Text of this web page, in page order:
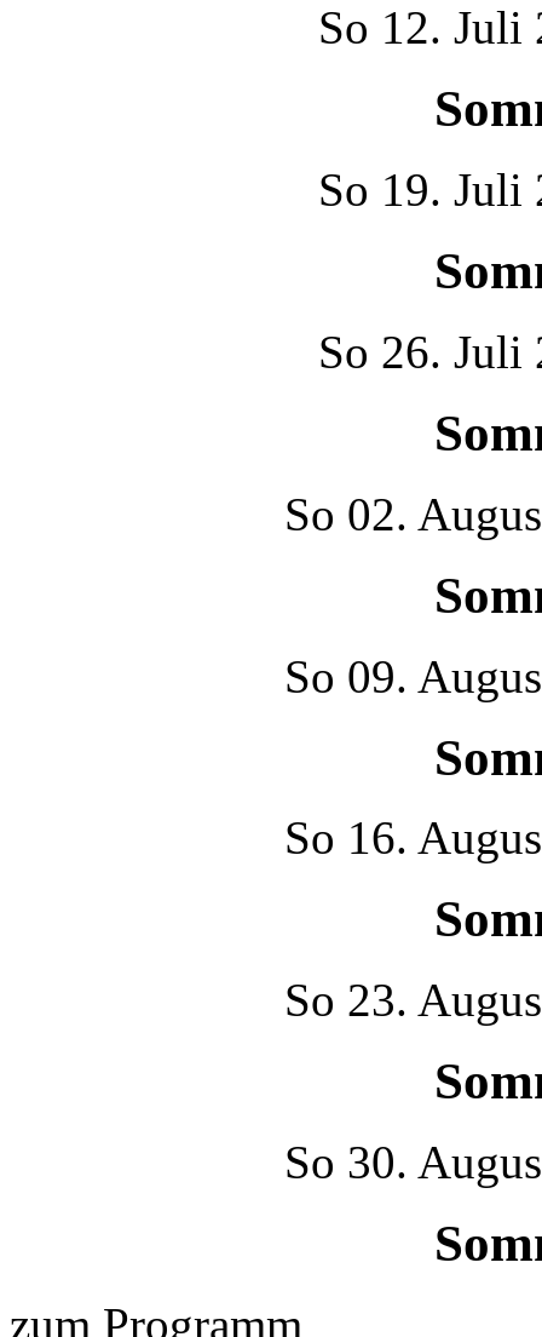
So 12. Juli
So 19. Juli
So 26. Juli
So 02.
So 09.
So 16.
So 23.
So 30.
zum Programm